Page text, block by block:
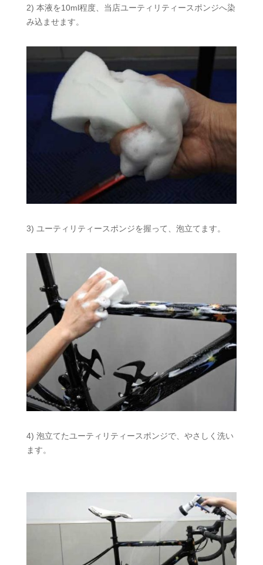
2) 本液を10ml程度、当店ユーティリティースポンジへ染
み込ませます。
3) ユーティリティースポンジを握って、泡立てます。
4) 泡立てたユーティリティースポンジで、やさしく洗い
ます。